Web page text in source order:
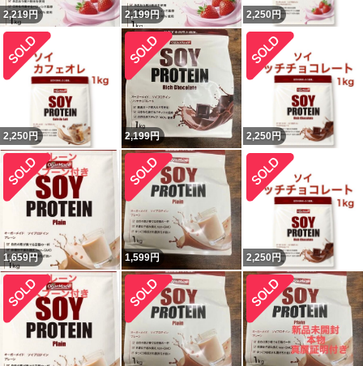
2,219円 2,199円 2,250 円
2,250 円 2,199円 2,250 円
1,659円 1,599円 2,250 円